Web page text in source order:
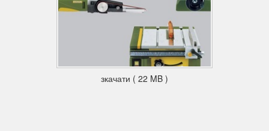
зкачати ( 22 MB )